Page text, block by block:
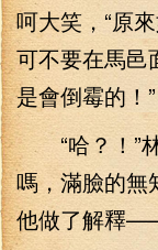
呵大笑，“原
可不要在馬邑
是會倒霉的！”
“哈？！”林
嗎，滿臉的無
他做了解釋